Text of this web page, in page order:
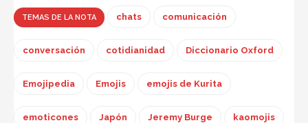
TEMAS DE LA NOTA chats comunicación
conversación cotidianidad Diccionario Oxford
Emojipedia Emojis emojis de Kurita
emoticones Japón Jeremy Burge kaomojis